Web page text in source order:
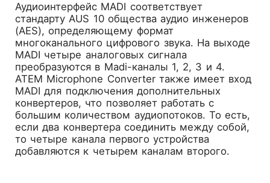
Аудиоинтерфейс MADI соответствует
стандарту AUS 10 общества аудио инженеров
(AES), определяющему формат
многоканального цифрового звука. На выходе
MADI четыре аналоговых сигнала
преобразуются в Madi-каналы 1, 2, 3 и 4.
ATEM Microphone Converter также имеет вход
MADI для подключения дополнительных
конвертеров, что позволяет работать с
большим количеством аудиопотоков. То есть,
если два конвертера соединить между собой,
то четыре канала первого устройства
добавляются к четырем каналам второго.